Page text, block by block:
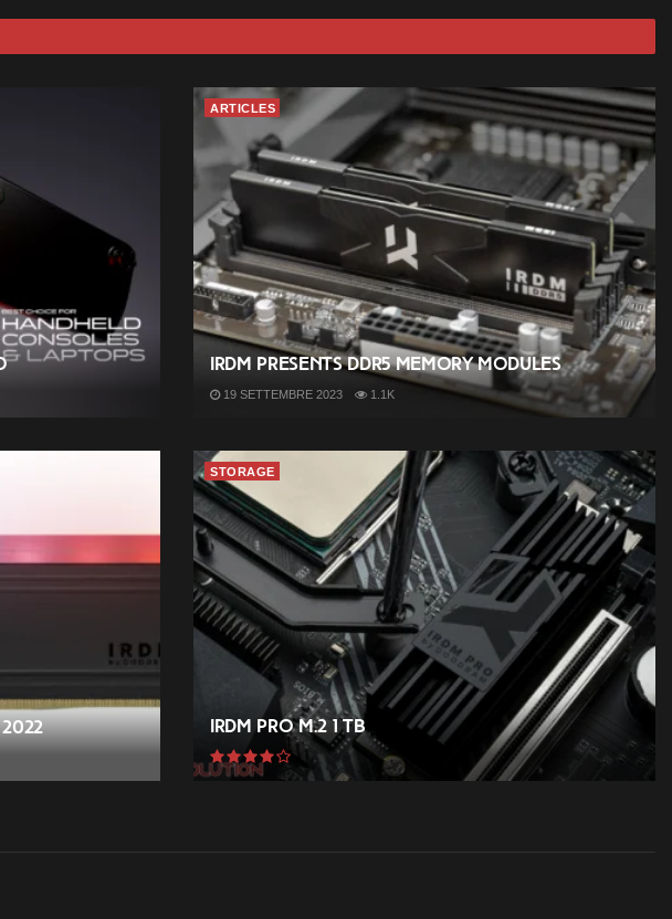
ARTICLES
IRDM presents DDR5 memory modules
19 SETTEMBRE 2023 1.1K
STORAGE
IRDM PRO M.2 1 TB